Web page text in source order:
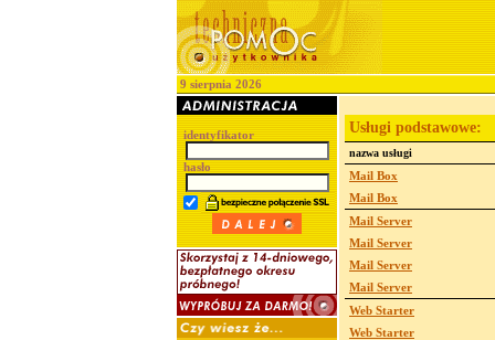
9 sierpnia 2026
identyfikator
hasło
Usługi podstawowe:
nazwa usługi
Mail Box
Mail Box
Mail Server
Mail Server
Mail Server
Mail Server
Web Starter
Web Starter